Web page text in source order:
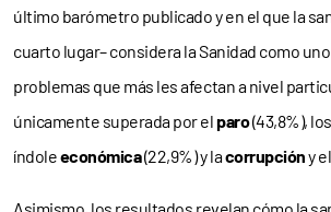
último barómetro publicado y en el que la
cuarto lugar– considera la Sanidad como
problemas que más les afectan a nivel
únicamente superada por elparo(43,8%),
índoleeconómica(22,9%) y lacorrupcióny